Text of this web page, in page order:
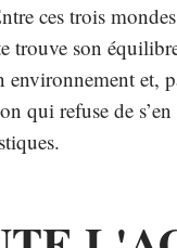
ces trois
trouve son
environnement et,
qui refuse de